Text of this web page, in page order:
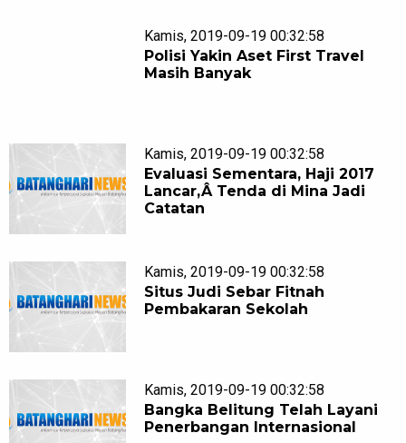
Kamis, 2019-09-19 00:32:58
Polisi Yakin Aset First Travel
Masih Banyak
Kamis, 2019-09-19 00:32:58
Evaluasi Sementara, Haji 2017
Lancar,Â Tenda di Mina Jadi
Catatan
Kamis, 2019-09-19 00:32:58
Situs Judi Sebar Fitnah
Pembakaran Sekolah
Kamis, 2019-09-19 00:32:58
Bangka Belitung Telah Layani
Penerbangan Internasional